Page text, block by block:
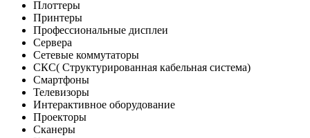
Плоттеры
Принтеры
Профессиональные дисплеи
Сервера
Сетевые коммутаторы
СКС( Структурированная кабельная система)
Смартфоны
Телевизоры
Интерактивное оборудование
Проекторы
Сканеры